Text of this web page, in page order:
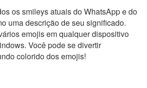
os smileys atuais do WhatsApp e do
uma descrição de seu significado.
emojis em qualquer dispositivo
Você pode se divertir
colorido dos emojis!